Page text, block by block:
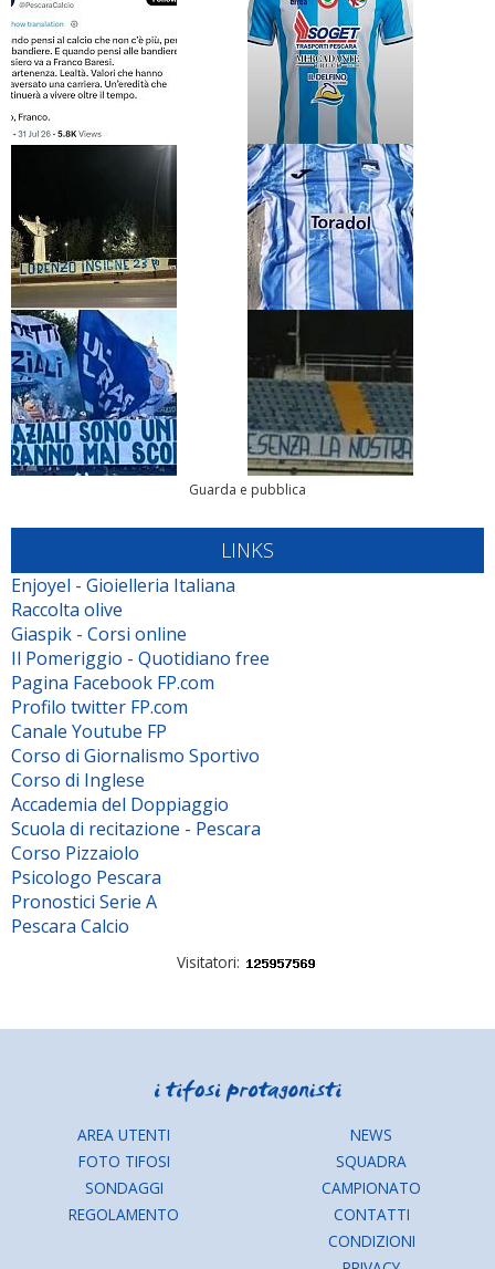
Guarda e pubblica
LINKS
Enjoyel - Gioielleria Italiana
Raccolta olive
Giaspik - Corsi online
Il Pomeriggio - Quotidiano free
Pagina Facebook FP.com
Profilo twitter FP.com
Canale Youtube FP
Corso di Giornalismo Sportivo
Corso di Inglese
Accademia del Doppiaggio
Scuola di recitazione - Pescara
Corso Pizzaiolo
Psicologo Pescara
Pronostici Serie A
Pescara Calcio
Visitatori:
AREA UTENTI
FOTO TIFOSI
SONDAGGI
REGOLAMENTO
NEWS
SQUADRA
CAMPIONATO
CONTATTI
CONDIZIONI